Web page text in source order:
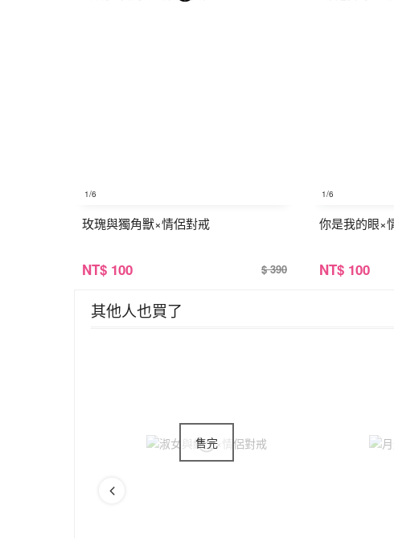
1/6
玫瑰與獨角獸×情侶對戒
NT$ 100 $ 390
1/6
你是我的眼×
NT$ 100
其他人也買了